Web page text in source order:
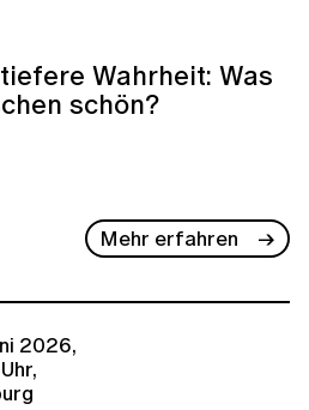
Wahrheit: Was
schön?
Mehr erfahren
2026,